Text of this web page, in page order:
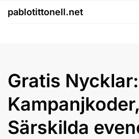
pablotittonell.net
Gratis Nycklar:
Kampanjkoder,
Särskilda